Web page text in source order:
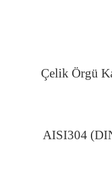
Çelik Örgü
AISI304